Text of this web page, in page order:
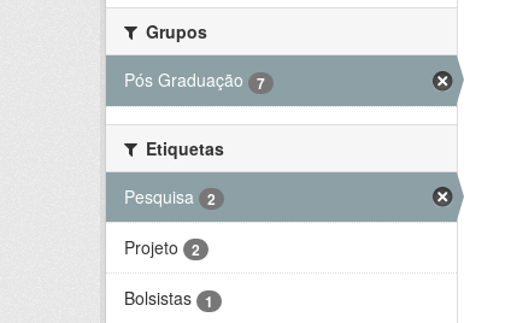
Grupos
Pós Graduação
7
Etiquetas
Pesquisa
2
Projeto 2
Bolsistas 1